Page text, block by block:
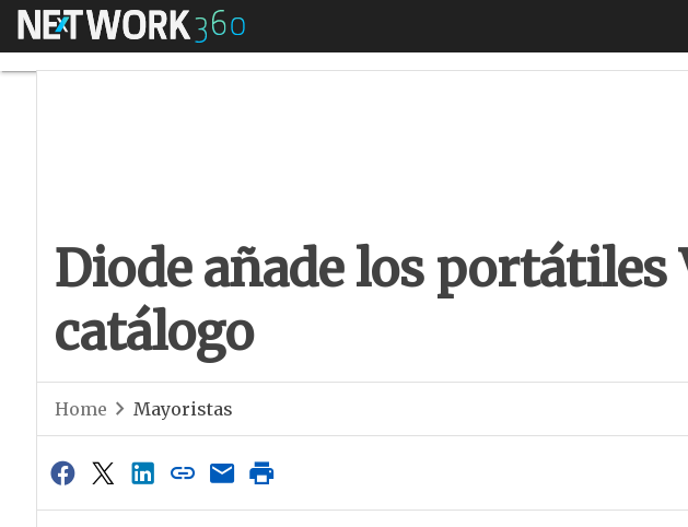
Menú
Diode añade los portátiles
catálogo
Home Mayoristas